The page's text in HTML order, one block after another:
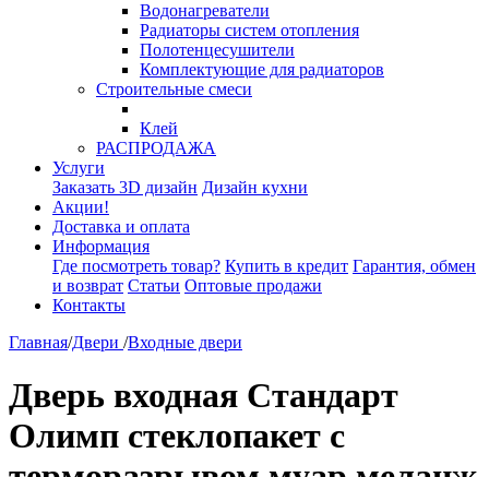
Водонагреватели
Радиаторы систем отопления
Полотенцесушители
Комплектующие для радиаторов
Строительные смеси
Клей
РАСПРОДАЖА
Услуги
Заказать 3D дизайн Дизайн кухни
Акции!
Доставка и оплата
Информация
Где посмотреть товар? Купить в кредит Гарантия, обмен
и возврат Статьи Оптовые продажи
Контакты
Главная/Двери /Входные двери
Дверь входная Стандарт
Олимп стеклопакет с